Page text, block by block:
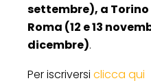
settembre), a Torino
Roma (12 e 13
dicembre).
Per iscriversi clicca qui